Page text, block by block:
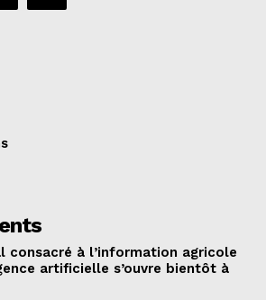
consacré à l’information agricole
artificielle s’ouvre bientôt à